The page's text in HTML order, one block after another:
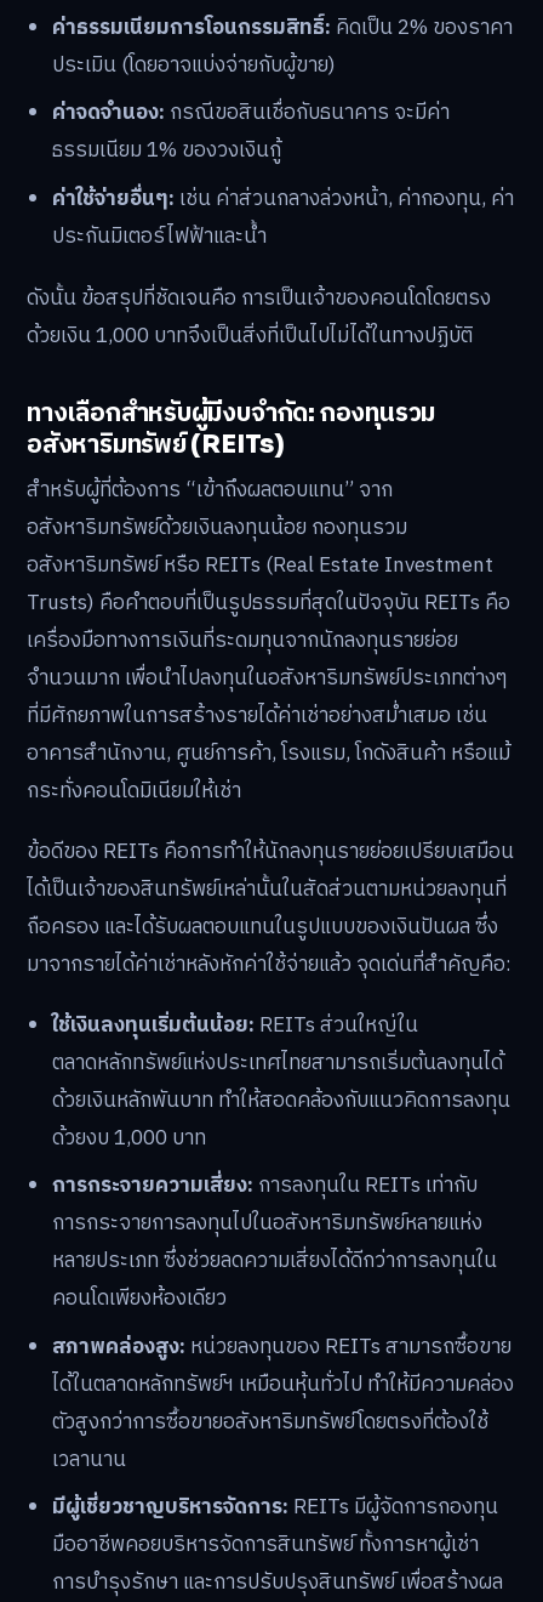
ค่าธรรมเนียมการโอนกรรมสิทธิ์: คิดเป็น 2% ของราคา
ประเมิน (โดยอาจแบ่งจ่ายกับผู้ขาย)
ค่าจดจำนอง: กรณีขอสินเชื่อกับธนาคาร จะมีค่า
ธรรมเนียม 1% ของวงเงินกู้
ค่าใช้จ่ายอื่นๆ: เช่น ค่าส่วนกลางล่วงหน้า, ค่ากองทุน, ค่า
ประกันมิเตอร์ไฟฟ้าและน้ำ
ดังนั้น ข้อสรุปที่ชัดเจนคือ การเป็นเจ้าของคอนโดโดยตรง
ด้วยเงิน 1,000 บาทจึงเป็นสิ่งที่เป็นไปไม่ได้ในทางปฏิบัติ
ทางเลือกสำหรับผู้มีงบจำกัด: กองทุนรวม
อสังหาริมทรัพย์ (REITs)
สำหรับผู้ที่ต้องการ “เข้าถึงผลตอบแทน” จาก
อสังหาริมทรัพย์ด้วยเงินลงทุนน้อย กองทุนรวม
อสังหาริมทรัพย์ หรือ REITs (Real Estate Investment
Trusts) คือคำตอบที่เป็นรูปธรรมที่สุดในปัจจุบัน REITs คือ
เครื่องมือทางการเงินที่ระดมทุนจากนักลงทุนรายย่อย
จำนวนมาก เพื่อนำไปลงทุนในอสังหาริมทรัพย์ประเภทต่างๆ
ที่มีศักยภาพในการสร้างรายได้ค่าเช่าอย่างสม่ำเสมอ เช่น
อาคารสำนักงาน, ศูนย์การค้า, โรงแรม, โกดังสินค้า หรือแม้
กระทั่งคอนโดมิเนียมให้เช่า
ข้อดีของ REITs คือการทำให้นักลงทุนรายย่อยเปรียบเสมือน
ได้เป็นเจ้าของสินทรัพย์เหล่านั้นในสัดส่วนตามหน่วยลงทุนที่
ถือครอง และได้รับผลตอบแทนในรูปแบบของเงินปันผล ซึ่ง
มาจากรายได้ค่าเช่าหลังหักค่าใช้จ่ายแล้ว จุดเด่นที่สำคัญคือ:
ใช้เงินลงทุนเริ่มต้นน้อย: REITs ส่วนใหญ่ใน
ตลาดหลักทรัพย์แห่งประเทศไทยสามารถเริ่มต้นลงทุนได้
ด้วยเงินหลักพันบาท ทำให้สอดคล้องกับแนวคิดการลงทุน
ด้วยงบ 1,000 บาท
การกระจายความเสี่ยง: การลงทุนใน REITs เท่ากับ
การกระจายการลงทุนไปในอสังหาริมทรัพย์หลายแห่ง
หลายประเภท ซึ่งช่วยลดความเสี่ยงได้ดีกว่าการลงทุนใน
คอนโดเพียงห้องเดียว
สภาพคล่องสูง: หน่วยลงทุนของ REITs สามารถซื้อขาย
ได้ในตลาดหลักทรัพย์ฯ เหมือนหุ้นทั่วไป ทำให้มีความคล่อง
ตัวสูงกว่าการซื้อขายอสังหาริมทรัพย์โดยตรงที่ต้องใช้
เวลานาน
มีผู้เชี่ยวชาญบริหารจัดการ: REITs มีผู้จัดการกองทุน
มืออาชีพคอยบริหารจัดการสินทรัพย์ ทั้งการหาผู้เช่า
การบำรุงรักษา และการปรับปรุงสินทรัพย์ เพื่อสร้างผล